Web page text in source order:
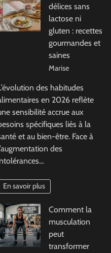
délices sans
lactose ni
gluten : recettes
gourmandes et
saines
Marise
des habitudes
en 2026 reflète
sensibilité accrue aux
spécifiques liés à la
et au bien-être. Face à
des
En savoir plus
Comment la
musculation
peut
transformer